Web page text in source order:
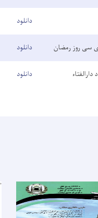
دانلود
سی روز رمضان دانلود
دانلود